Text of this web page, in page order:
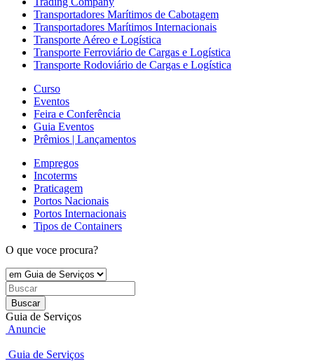
Transportadores Marítimos de Cabotagem
Transportadores Marítimos Internacionais
Transporte Aéreo e Logística
Transporte Ferroviário de Cargas e Logística
Transporte Rodoviário de Cargas e Logística
Curso
Eventos
Feira e Conferência
Guia Eventos
Prêmios | Lançamentos
Empregos
Incoterms
Praticagem
Portos Nacionais
Portos Internacionais
Tipos de Containers
O que voce procura?
Buscar
Guia de Serviços
Anuncie
Guia de Serviços